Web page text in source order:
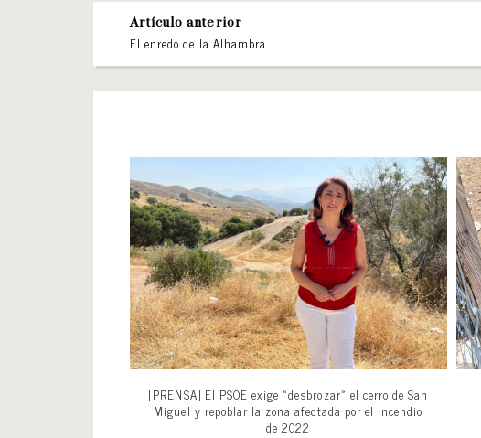
Artículo anterior
El enredo de la Alhambra
[PRENSA] El PSOE exige «desbrozar» el cerro de San
Miguel y repoblar la zona afectada por el incendio
de 2022